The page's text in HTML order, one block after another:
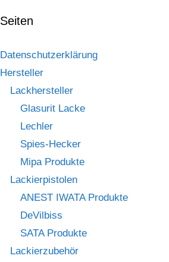
Seiten
Datenschutzerklärung
Hersteller
Lackhersteller
Glasurit Lacke
Lechler
Spies-Hecker
Mipa Produkte
Lackierpistolen
ANEST IWATA Produkte
DeVilbiss
SATA Produkte
Lackierzubehör